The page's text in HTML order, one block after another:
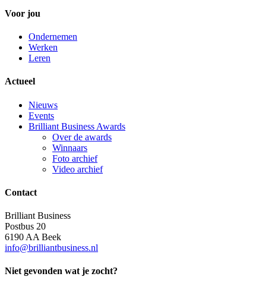
Voor jou
Ondernemen
Werken
Leren
Actueel
Nieuws
Events
Brilliant Business Awards
Over de awards
Winnaars
Foto archief
Video archief
Contact
Brilliant Business
Postbus 20
6190 AA Beek
info@brilliantbusiness.nl
Niet gevonden wat je zocht?